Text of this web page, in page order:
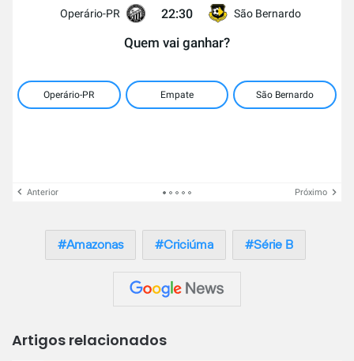
Operário-PR 22:30 São Bernardo
Quem vai ganhar?
Operário-PR Empate São Bernardo
Anterior Próximo
Amazonas Criciúma Série B
Artigos relacionados